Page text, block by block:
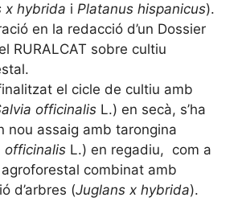
x hybrida i Platanus hispanicus).
en la redacció d’un Dossier
RURALCAT sobre cultiu
el cicle de cultiu amb
officinalis L.) en secà, s’ha
nou assaig amb tarongina
officinalis L.) en regadiu, com a
combinat amb
d’arbres (Juglans x hybrida).